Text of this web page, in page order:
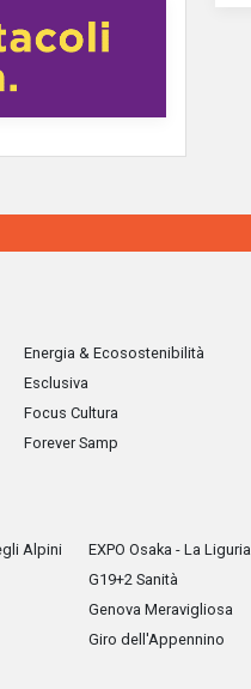
Energia & Ecosostenibilità
Esclusiva
Focus Cultura
Forever Samp
Alpini
EXPO Osaka - La Liguria
G19+2 Sanità
Genova Meravigliosa
Giro dell'Appennino